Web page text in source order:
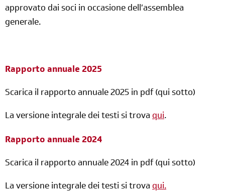
approvato dai soci in occasione dell’assemblea
generale.
Rapporto annuale 2025
Scarica il rapporto annuale 2025 in pdf (qui sotto)
La versione integrale dei testi si trova qui.
Rapporto annuale 2024
Scarica il rapporto annuale 2024 in pdf (qui sotto)
La versione integrale dei testi si trova qui.